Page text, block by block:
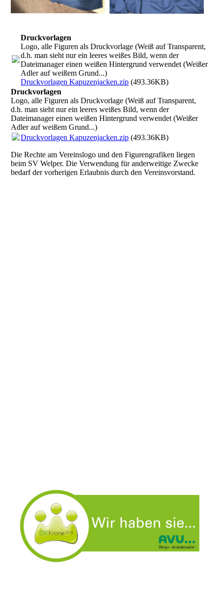
Druckvorlagen
Logo, alle Figuren als Druckvorlage (Weiß auf Transparent,
d.h. man sieht nur ein leeres weißes Bild, wenn der
Dateimanager einen weißen Hintergrund verwendet (Weißer
Adler auf weißem Grund...)
Druckvorlagen Kapuzenjacken.zip (493.36KB)
Druckvorlagen
Logo, alle Figuren als Druckvorlage (Weiß auf Transparent,
d.h. man sieht nur ein leeres weißes Bild, wenn der
Dateimanager einen weißen Hintergrund verwendet (Weißer
Adler auf weißem Grund...)
Druckvorlagen Kapuzenjacken.zip (493.36KB)
Die Rechte am Vereinslogo und den Figurengrafiken liegen
beim SV Welper. Die Verwendung für anderweitige Zwecke
bedarf der vorherigen Erlaubnis durch den Vereinsvorstand.